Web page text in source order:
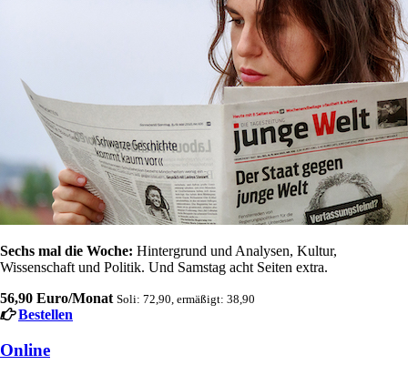
Sechs mal die Woche: Hintergrund und Analysen, Kultur,
Wissenschaft und Politik. Und Samstag acht Seiten extra.
56,90 Euro/Monat Soli: 72,90, ermäßigt: 38,90
Bestellen
Online